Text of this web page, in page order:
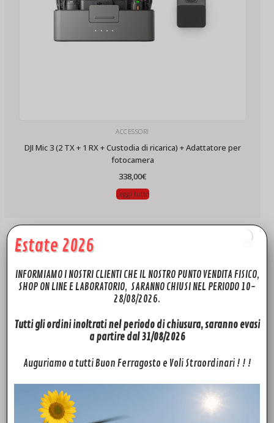
ACCESSORI
DJI Mic 3 (2 TX + 1 RX + Custodia di ricarica) + Adattatore per
fotocamera
338,00€
Leggi tutto
Estate 2026
INFORMIAMO I NOSTRI CLIENTI CHE IL NOSTRO PUNTO VENDITA FISICO,
SHOP ON LINE E LABORATORIO, SARANNO CHIUSI NEL PERIODO 10-
28/08/2026.
Tutti gli ordini inoltrati nel periodo di chiusura, saranno evasi
a partire dal 31/08/2026
Auguriamo a tutti Buon Ferragosto e Voli Straordinari ! ! !